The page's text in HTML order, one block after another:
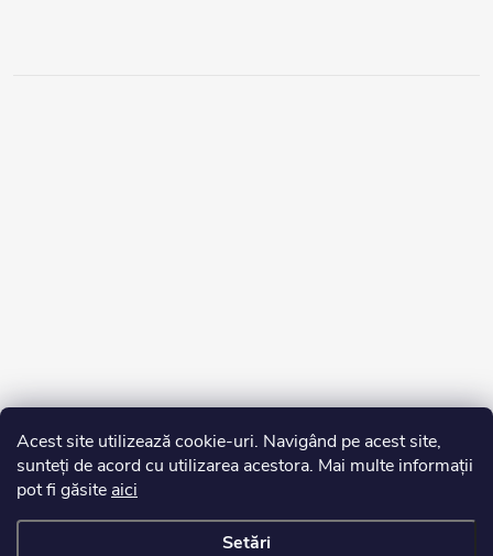
Acest site utilizează cookie-uri. Navigând pe acest site,
sunteți de acord cu utilizarea acestora. Mai multe informații
pot fi găsite aici
Setări